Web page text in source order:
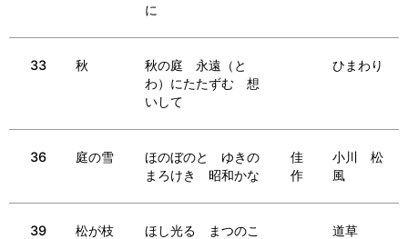
に
33 秋
秋の庭 永遠（と
わ）にたたずむ 想
いして
ひまわり
36 庭の雪
ほのぼのと ゆきの
まろけき 昭和かな
佳
作
小川 松
風
39 松が枝
ほし光る まつのこ
道草